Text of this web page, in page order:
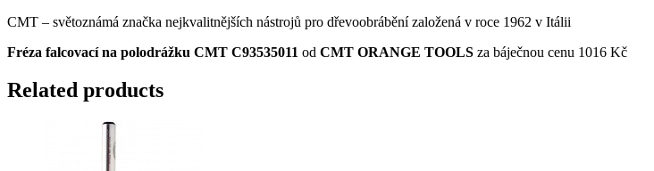
CMT – světoznámá značka nejkvalitnějších nástrojů pro dřevoobrábění založená v roce 1962 v Itálii
Fréza falcovací na polodrážku CMT C93535011 od CMT ORANGE TOOLS za báječnou cenu 1016 Kč
Related products